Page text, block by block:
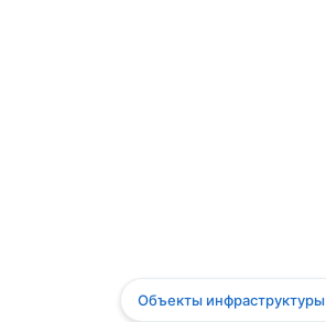
Объекты инфраструктуры